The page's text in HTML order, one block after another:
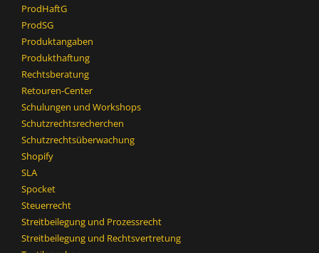
ProdHaftG
ProdSG
Produktangaben
Produkthaftung
Rechtsberatung
Retouren-Center
Schulungen und Workshops
Schutzrechtsrecherchen
Schutzrechtsüberwachung
Shopify
SLA
Spocket
Steuerrecht
Streitbeilegung und Prozessrecht​
Streitbeilegung und Rechtsvertretung